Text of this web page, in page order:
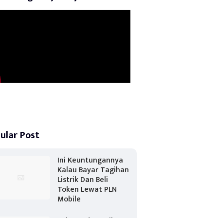
Post
Ini Keuntungannya
Kalau Bayar Tagihan
Listrik Dan Beli
Token Lewat PLN
Mobile